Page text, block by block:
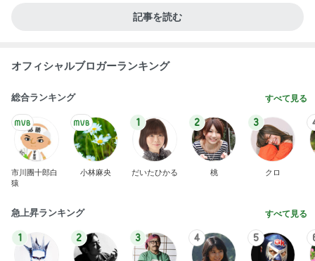
記事を読む
オフィシャルブロガーランキング
総合ランキング すべて見る
市川團十郎白
猿
小林麻央
1
だいたひかる
2
桃
3
クロ
急上昇ランキング すべて見る
1 2 3 4 5